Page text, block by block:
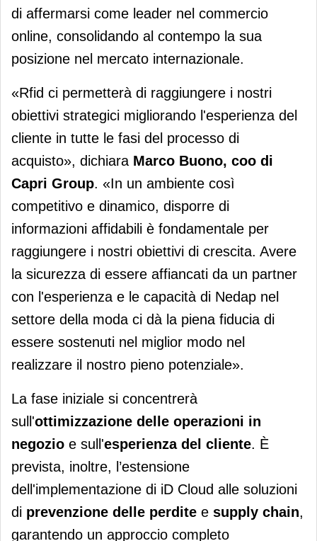
di affermarsi come leader nel commercio
online, consolidando al contempo la sua
posizione nel mercato internazionale.
«Rfid ci permetterà di raggiungere i nostri
obiettivi strategici migliorando l'esperienza del
cliente in tutte le fasi del processo di
acquisto», dichiara Marco Buono, coo di
Capri Group. «In un ambiente così
competitivo e dinamico, disporre di
informazioni affidabili è fondamentale per
raggiungere i nostri obiettivi di crescita. Avere
la sicurezza di essere affiancati da un partner
con l'esperienza e le capacità di Nedap nel
settore della moda ci dà la piena fiducia di
essere sostenuti nel miglior modo nel
realizzare il nostro pieno potenziale».
La fase iniziale si concentrerà
sull'ottimizzazione delle operazioni in
negozio e sull'esperienza del cliente. È
prevista, inoltre, l’estensione
dell'implementazione di iD Cloud alle soluzioni
di prevenzione delle perdite e supply chain,
garantendo un approccio completo